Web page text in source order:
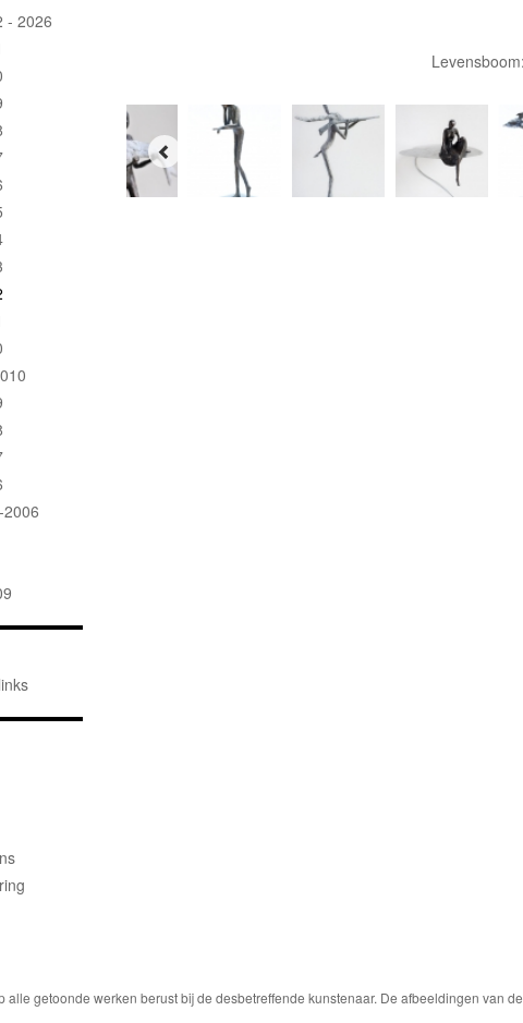
- 2026
alle getoonde werken berust bij de desbetreffende kunstenaar. De afbeeldingen van